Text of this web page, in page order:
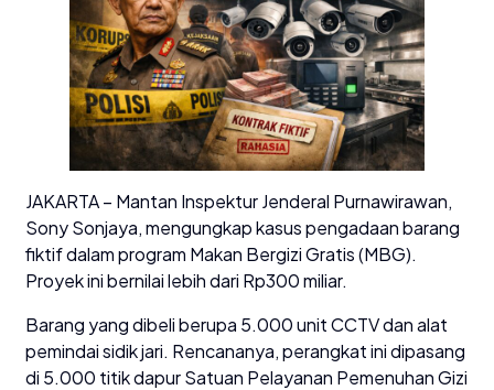
JAKARTA – Mantan Inspektur Jenderal Purnawirawan,
Sony Sonjaya, mengungkap kasus pengadaan barang
fiktif dalam program Makan Bergizi Gratis (MBG).
Proyek ini bernilai lebih dari Rp300 miliar.
Barang yang dibeli berupa 5.000 unit CCTV dan alat
pemindai sidik jari. Rencananya, perangkat ini dipasang
di 5.000 titik dapur Satuan Pelayanan Pemenuhan Gizi